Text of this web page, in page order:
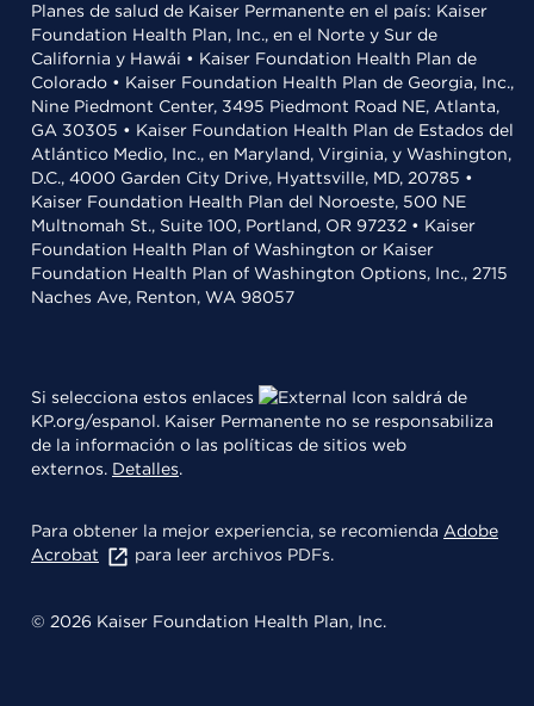
Planes de salud de Kaiser Permanente en el país: Kaiser
Foundation Health Plan, Inc., en el Norte y Sur de
California y Hawái • Kaiser Foundation Health Plan de
Colorado • Kaiser Foundation Health Plan de Georgia, Inc.,
Nine Piedmont Center, 3495 Piedmont Road NE, Atlanta,
GA 30305 • Kaiser Foundation Health Plan de Estados del
Atlántico Medio, Inc., en Maryland, Virginia, y Washington,
D.C., 4000 Garden City Drive, Hyattsville, MD, 20785 •
Kaiser Foundation Health Plan del Noroeste, 500 NE
Multnomah St., Suite 100, Portland, OR 97232 • Kaiser
Foundation Health Plan of Washington or Kaiser
Foundation Health Plan of Washington Options, Inc., 2715
Naches Ave, Renton, WA 98057
Si selecciona estos enlaces
saldrá de
KP.org/espanol. Kaiser Permanente no se responsabiliza
de la información o las políticas de sitios web
externos. Detalles.
Para obtener la mejor experiencia, se recomienda Adobe
Acrobat
para leer archivos PDFs.
© 2026 Kaiser Foundation Health Plan, Inc.